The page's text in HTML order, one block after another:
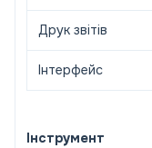
Друк звітів
Інтерфейс
Інструмент